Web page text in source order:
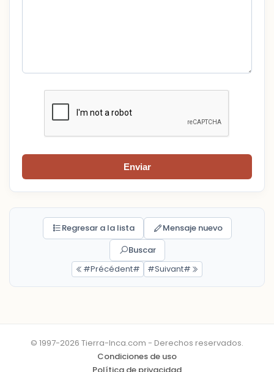
Enviar
Regresar a la lista
Mensaje nuevo
Buscar
#Précédent#
#Suivant#
© 1997-2026 Tierra-Inca.com - Derechos reservados.
Condiciones de uso